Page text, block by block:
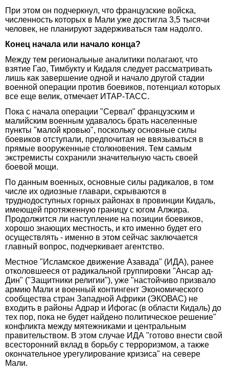
При этом он подчеркнул, что французские войска,
численность которых в Мали уже достигла 3,5 тысячи
человек, не планируют задерживаться там надолго.
Конец начала или начало конца?
Между тем региональные аналитики полагают, что
взятие Гао, Тимбукту и Кидаля следует рассматривать
лишь как завершение одной и начало другой стадии
военной операции против боевиков, потенциал которых
все еще велик, отмечает ИТАР-ТАСС.
Пока с начала операции "Сервал" французским и
малийским военным удавалось брать населенные
пункты "малой кровью", поскольку основные силы
боевиков отступали, предпочитая не ввязываться в
прямые вооруженные столкновения. Тем самым
экстремисты сохранили значительную часть своей
боевой мощи.
По данным военных, основные силы радикалов, в том
числе их одиозные главари, скрываются в
труднодоступных горных районах в провинции Кидаль,
имеющей протяженную границу с югом Алжира.
Продолжится ли наступление на позиции боевиков,
хорошо знающих местность, и кто именно будет его
осуществлять - именно в этом сейчас заключается
главный вопрос, подчеркивает агентство.
Местное "Исламское движение Азавада" (ИДА), ранее
отколовшееся от радикальной группировки "Ансар ад-
Дин" ("Защитники религии"), уже "настойчиво призвало
армию Мали и военный контингент Экономического
сообщества стран Западной Африки (ЭКОВАС) не
входить в районы Адрар и Ифогас (в области Кидаль) до
тех пор, пока не будет найдено политическое решение"
конфликта между мятежниками и центральным
правительством. В этом случае ИДА "готово внести свой
всесторонний вклад в борьбу с терроризмом, а также
окончательное урегулирование кризиса" на севере
Мали.